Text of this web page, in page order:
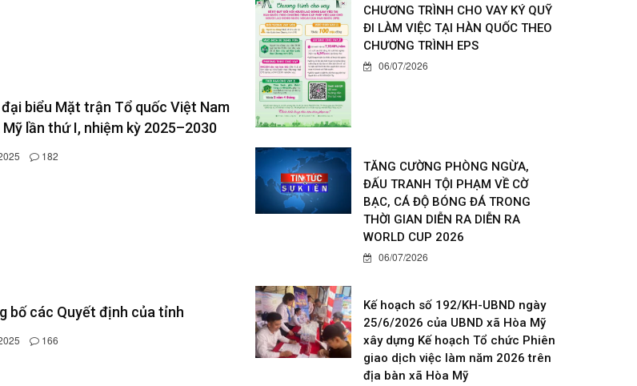
biểu Mặt trận Tổ quốc Việt Nam
Mỹ lần thứ I, nhiệm kỳ 2025–2030
182
bố các Quyết định của tỉnh
166
CHƯƠNG TRÌNH CHO VAY KÝ QUỸ
ĐI LÀM VIỆC TẠI HÀN QUỐC THEO
CHƯƠNG TRÌNH EPS
06/07/2026
TĂNG CƯỜNG PHÒNG NGỪA,
ĐẤU TRANH TỘI PHẠM VỀ CỜ
BẠC, CÁ ĐỘ BÓNG ĐÁ TRONG
THỜI GIAN DIỄN RA DIỄN RA
WORLD CUP 2026
06/07/2026
Kế hoạch số 192/KH-UBND ngày
25/6/2026 của UBND xã Hòa Mỹ
xây dựng Kế hoạch Tổ chức Phiên
giao dịch việc làm năm 2026 trên
địa bàn xã Hòa Mỹ